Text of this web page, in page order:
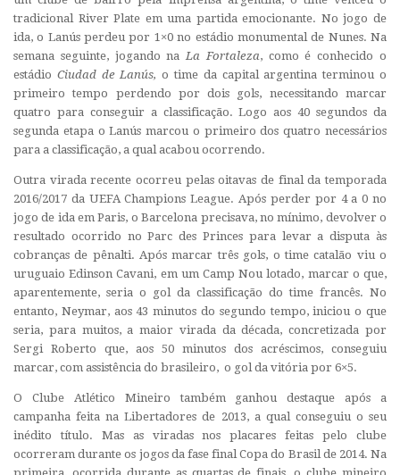
tradicional River Plate em uma partida emocionante. No jogo de
ida, o Lanús perdeu por 1×0 no estádio monumental de Nunes. Na
semana seguinte, jogando na La Fortaleza, como é conhecido o
estádio Ciudad de Lanús,o time da capital argentina terminou o
primeiro tempo perdendo por dois gols, necessitando marcar
quatro para conseguir a classificação. Logo aos 40 segundos da
segunda etapa o Lanús marcou o primeiro dos quatro necessários
para a classificação, a qual acabou ocorrendo.
Outra virada recente ocorreu pelas oitavas de final da temporada
2016/2017 da UEFA Champions League. Após perder por 4 a 0 no
jogo de ida em Paris, o Barcelona precisava, no mínimo, devolver o
resultado ocorrido no Parc des Princes para levar a disputa às
cobranças de pênalti. Após marcar três gols, o time catalão viu o
uruguaio Edinson Cavani, em um Camp Nou lotado, marcar o que,
aparentemente, seria o gol da classificação do time francês. No
entanto, Neymar, aos 43 minutos do segundo tempo, iniciou o que
seria, para muitos, a maior virada da década, concretizada por
Sergi Roberto que, aos 50 minutos dos acréscimos, conseguiu
marcar, com assistência do brasileiro, o gol da vitória por 6×5.
O Clube Atlético Mineiro também ganhou destaque após a
campanha feita na Libertadores de 2013, a qual conseguiu o seu
inédito título. Mas as viradas nos placares feitas pelo clube
ocorreram durante os jogos da fase final Copa do Brasil de 2014. Na